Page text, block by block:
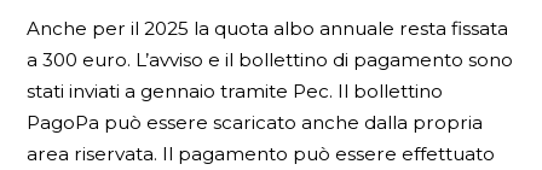
Anche per il 2025 la quota albo annuale resta fissata
a 300 euro. L’avviso e il bollettino di pagamento sono
stati inviati a gennaio tramite Pec. Il bollettino
PagoPa può essere scaricato anche dalla propria
area riservata. Il pagamento può essere effettuato